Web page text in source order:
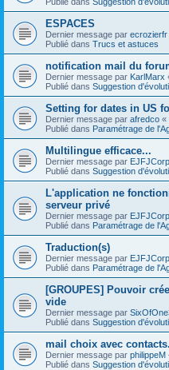
ESPACES
Dernier message par ecrozierfr
Publié dans Trucs et astuces
notification mail du
Dernier message par KarlMarx
Publié dans Suggestion
Setting for dates in US
Dernier message par afredco «
Publié dans Paramétrage de
Multilingue efficace...
Dernier message par EJFJCorp
Publié dans Suggestion
L'application ne
serveur privé
Dernier message par EJFJCorp
Publié dans Paramétrage de
Traduction(s)
Dernier message par EJFJCorp
Publié dans Paramétrage de
[GROUPES] Pouvoir
vide
Dernier message par
Publié dans Suggestion
mail choix avec
Dernier message par philippeM
Publié dans Suggestion